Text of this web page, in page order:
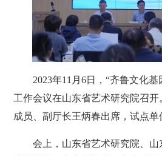
2023年11月6日，“齐鲁文化
工作会议在山东省艺术研究院召开
成员、副厅长王炳春出席，试点单
会上，山东省艺术研究院、